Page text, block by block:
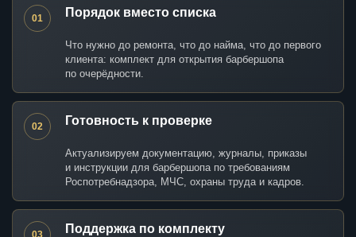
01 Порядок вместо списка
Что нужно до ремонта, что до найма, что до первого
клиента: комплект для открытия барбершопа
по очерёдности.
02 Готовность к проверке
Актуализируем документацию, журналы, приказы
и инструкции для барбершопа по требованиям
Роспотребнадзора, МЧС, охраны труда и кадров.
03 Поддержка по комплекту